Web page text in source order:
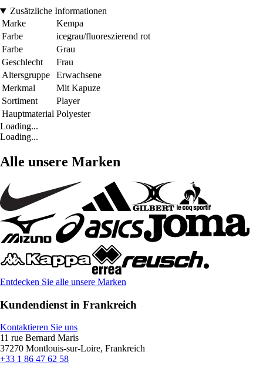
Zusätzliche Informationen
Marke
Kempa
Farbe
icegrau/fluoreszierend rot
Farbe
Grau
Geschlecht
Frau
Altersgruppe
Erwachsene
Merkmal
Mit Kapuze
Sortiment
Player
Hauptmaterial Polyester
Loading...
Loading...
Alle unsere Marken
Entdecken Sie alle unsere Marken
Kundendienst in Frankreich
Kontaktieren Sie uns
11 rue Bernard Maris
37270 Montlouis-sur-Loire, Frankreich
+33 1 86 47 62 58